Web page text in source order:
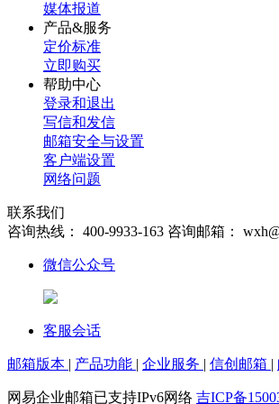
媒体报道
产品&服务
定价标准
立即购买
帮助中心
登录和退出
写信和发信
邮箱安全与设置
客户端设置
网络问题
联系我们
咨询热线： 400-9933-163 咨询邮箱：
微信公众号
客服会话
邮箱版本 | 产品功能 | 企业服务 | 信创邮箱 |
网易企业邮箱已支持IPv6网络 吉ICP备